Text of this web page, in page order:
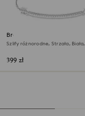
Bransoletka Idyllia
Szlify różnorodne, Strzała, Biała,
399 zł